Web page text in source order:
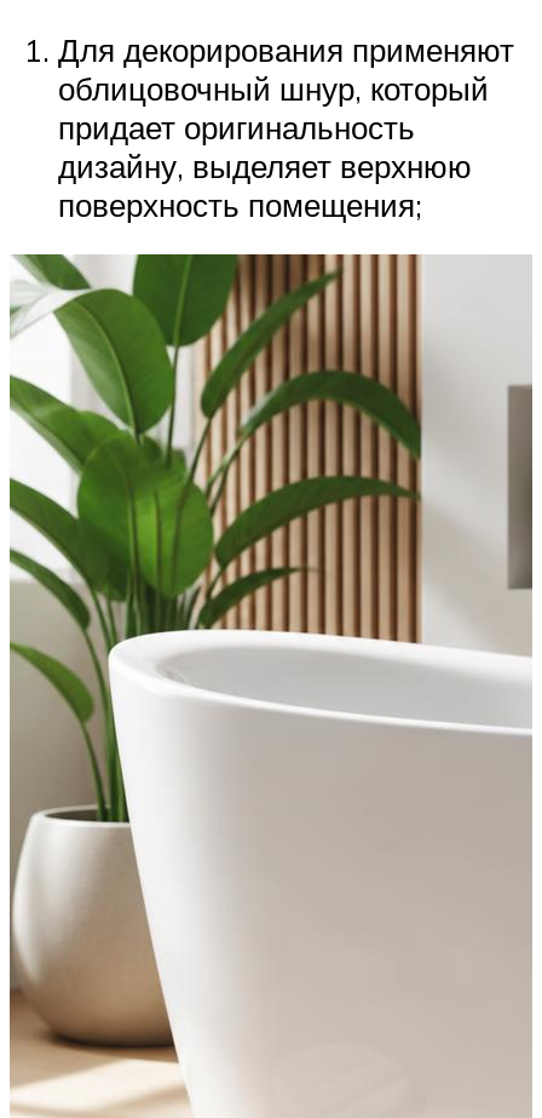
Для декорирования применяют
облицовочный шнур, который
придает оригинальность
дизайну, выделяет верхнюю
поверхность помещения;